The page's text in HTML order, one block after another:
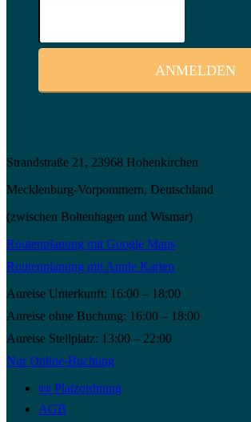
Strandstraße 21, 23968 Hohenkirchen
Mecklenburg-Vorpommern, Deutschland
(zwischen Boltenhagen und Wismar)
Routenplanung mit Google Maps
Routenplanung mit Apple Karten
Anreise Unterkunft: 16:00 – 18:00
Anreise ohne Buchung: 16:00 – 18:00
Anreise Stellplatz: 13:00 – 22:00
Nur Online-Buchung
📜 Platzordnung
AGB